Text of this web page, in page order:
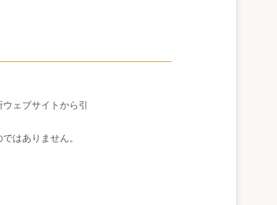
ェブサイトから引
はありません。